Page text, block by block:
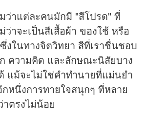
ว่าแต่ละคนมักมี "สีโปรด" ที่
ว่าจะเป็นสีเสื้อผ้า ของใช้ หรือ
งในทางจิตวิทยา สีที่เราชื่นชอบ
ความคิด และลักษณะนิสัยบาง
แม้จะไม่ใช่คำทำนายที่แม่นยำ
หนึ่งการทายใจสนุกๆ ที่หลาย
ตรงไม่น้อย